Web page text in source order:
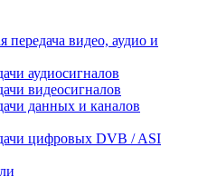
передача видео, аудио и
аудиосигналов
видеосигналов
данных и каналов
цифровых DVB / ASI